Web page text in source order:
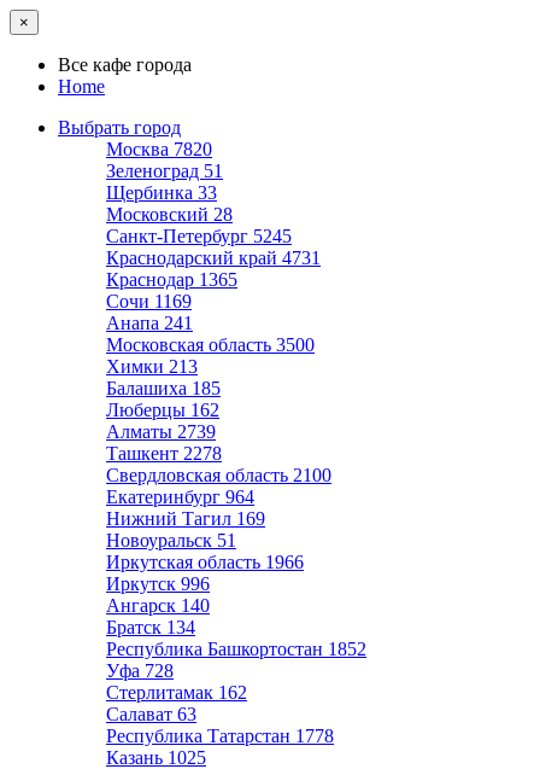
×
Все кафе города
Home
Выбрать город
Москва 7820
Зеленоград 51
Щербинка 33
Московский 28
Санкт-Петербург 5245
Краснодарский край 4731
Краснодар 1365
Сочи 1169
Анапа 241
Московская область 3500
Химки 213
Балашиха 185
Люберцы 162
Алматы 2739
Ташкент 2278
Свердловская область 2100
Екатеринбург 964
Нижний Тагил 169
Новоуральск 51
Иркутская область 1966
Иркутск 996
Ангарск 140
Братск 134
Республика Башкортостан 1852
Уфа 728
Стерлитамак 162
Салават 63
Республика Татарстан 1778
Казань 1025